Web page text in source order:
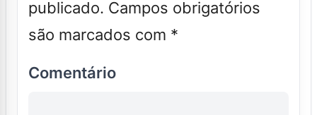
publicado. Campos obrigatórios
são marcados com *
Comentário